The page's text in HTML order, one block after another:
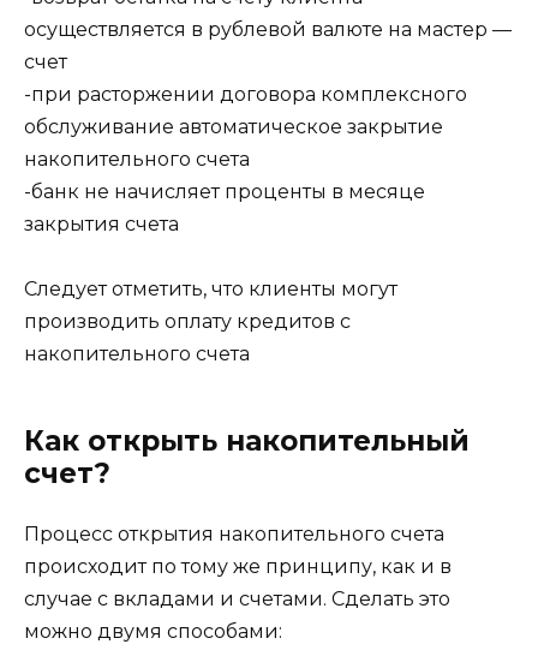
осуществляется в рублевой валюте на мастер —
счет
-при расторжении договора комплексного
обслуживание автоматическое закрытие
накопительного счета
-банк не начисляет проценты в месяце
закрытия счета
Следует отметить, что клиенты могут
производить оплату кредитов с
накопительного счета
Как открыть накопительный
счет?
Процесс открытия накопительного счета
происходит по тому же принципу, как и в
случае с вкладами и счетами. Сделать это
можно двумя способами: